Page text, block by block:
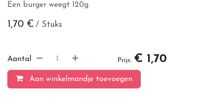
Een burger weegt 120g.
1,70 € / Stuks
Aan winkelmandje toevoegen
Aantal Prijs: € 1,70